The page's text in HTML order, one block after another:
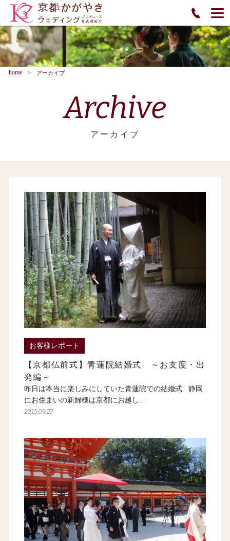
home アーカイブ
Archive
アーカイブ
お客様レポート
【京都仏前式】青蓮院結婚式 ～お支度・出
発編～
昨日は本当に楽しみにしていた青蓮院での結婚式 静岡
にお住まいの新婦様は京都にお越し…
2015.09.27